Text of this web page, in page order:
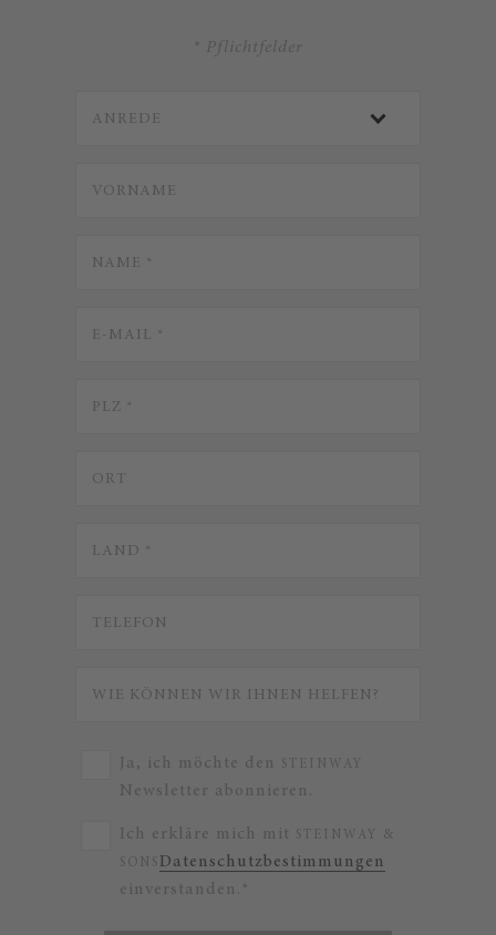
* Pflichtfelder
Ja, ich möchte den STEINWAY
Newsletter abonnieren.
Ich erkläre mich mit STEINWAY &
SONS Datenschutzbestimmungen
einverstanden.*